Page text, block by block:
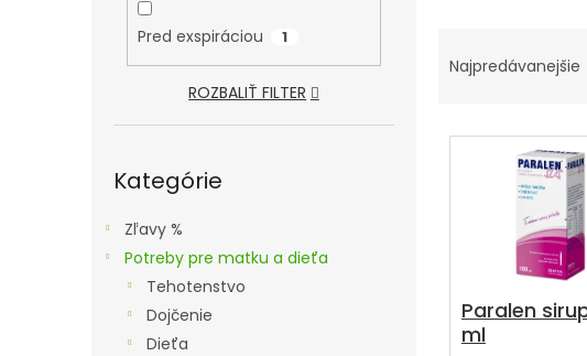
Pred exspiráciou 1
ROZBALIŤ FILTER
kategórie
Kategórie
Zľavy %
Potreby pre matku a dieťa
Tehotenstvo
Dojčenie
Dieťa
A
E
Najpredávanejšie
V
Paralen
ml